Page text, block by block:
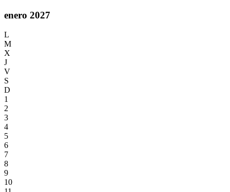
enero 2027
L
M
X
J
V
S
D
1
2
3
4
5
6
7
8
9
10